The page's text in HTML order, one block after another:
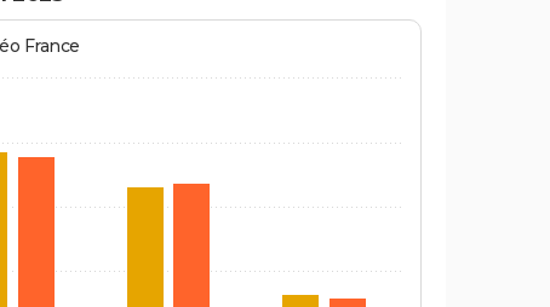
France